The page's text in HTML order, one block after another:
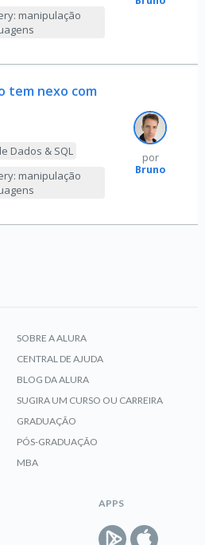
manipulação
tem nexo com
Dados & SQL
manipulação
por
Bruno
SOBRE A ALURA
CENTRAL DE AJUDA
BLOG DA ALURA
SUGIRA UM CURSO OU CARREIRA
GRADUAÇÃO
PÓS-GRADUAÇÃO
MBA
APPS